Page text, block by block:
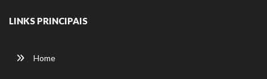
LINKS PRINCIPAIS
Home